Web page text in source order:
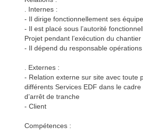
. Internes :
- Il dirige fonctionnellement ses
- Il est placé sous l’autorité
Projet pendant l’exécution du chantier
- Il dépend du responsable opérations
. Externes :
- Relation externe sur site avec toute
différents Services EDF dans le
d’arrêt de tranche
- Client
Compétences :